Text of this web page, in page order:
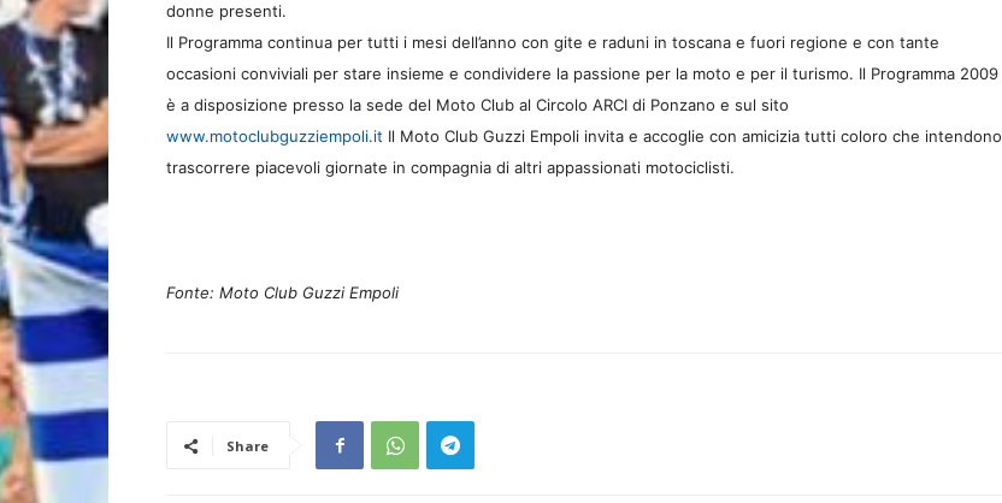
donne presenti.
Il Programma continua per tutti i mesi dell’anno con gite e raduni in toscana e fuori regione e con tante
occasioni conviviali per stare insieme e condividere la passione per la moto e per il turismo. Il Programma 2009
è a disposizione presso la sede del Moto Club al Circolo ARCI di Ponzano e sul sito
www.motoclubguzziempoli.it Il Moto Club Guzzi Empoli invita e accoglie con amicizia tutti coloro che intendono
trascorrere piacevoli giornate in compagnia di altri appassionati motociclisti.
Fonte: Moto Club Guzzi Empoli
Share